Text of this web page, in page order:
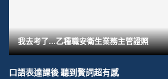
我去考了…乙種職安衛生業務主管證照
口語表達課後 聽到贅詞超有感